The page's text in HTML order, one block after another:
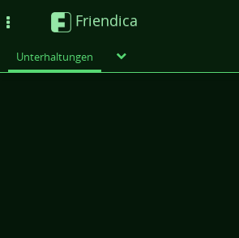
Friendica
Unterhaltungen